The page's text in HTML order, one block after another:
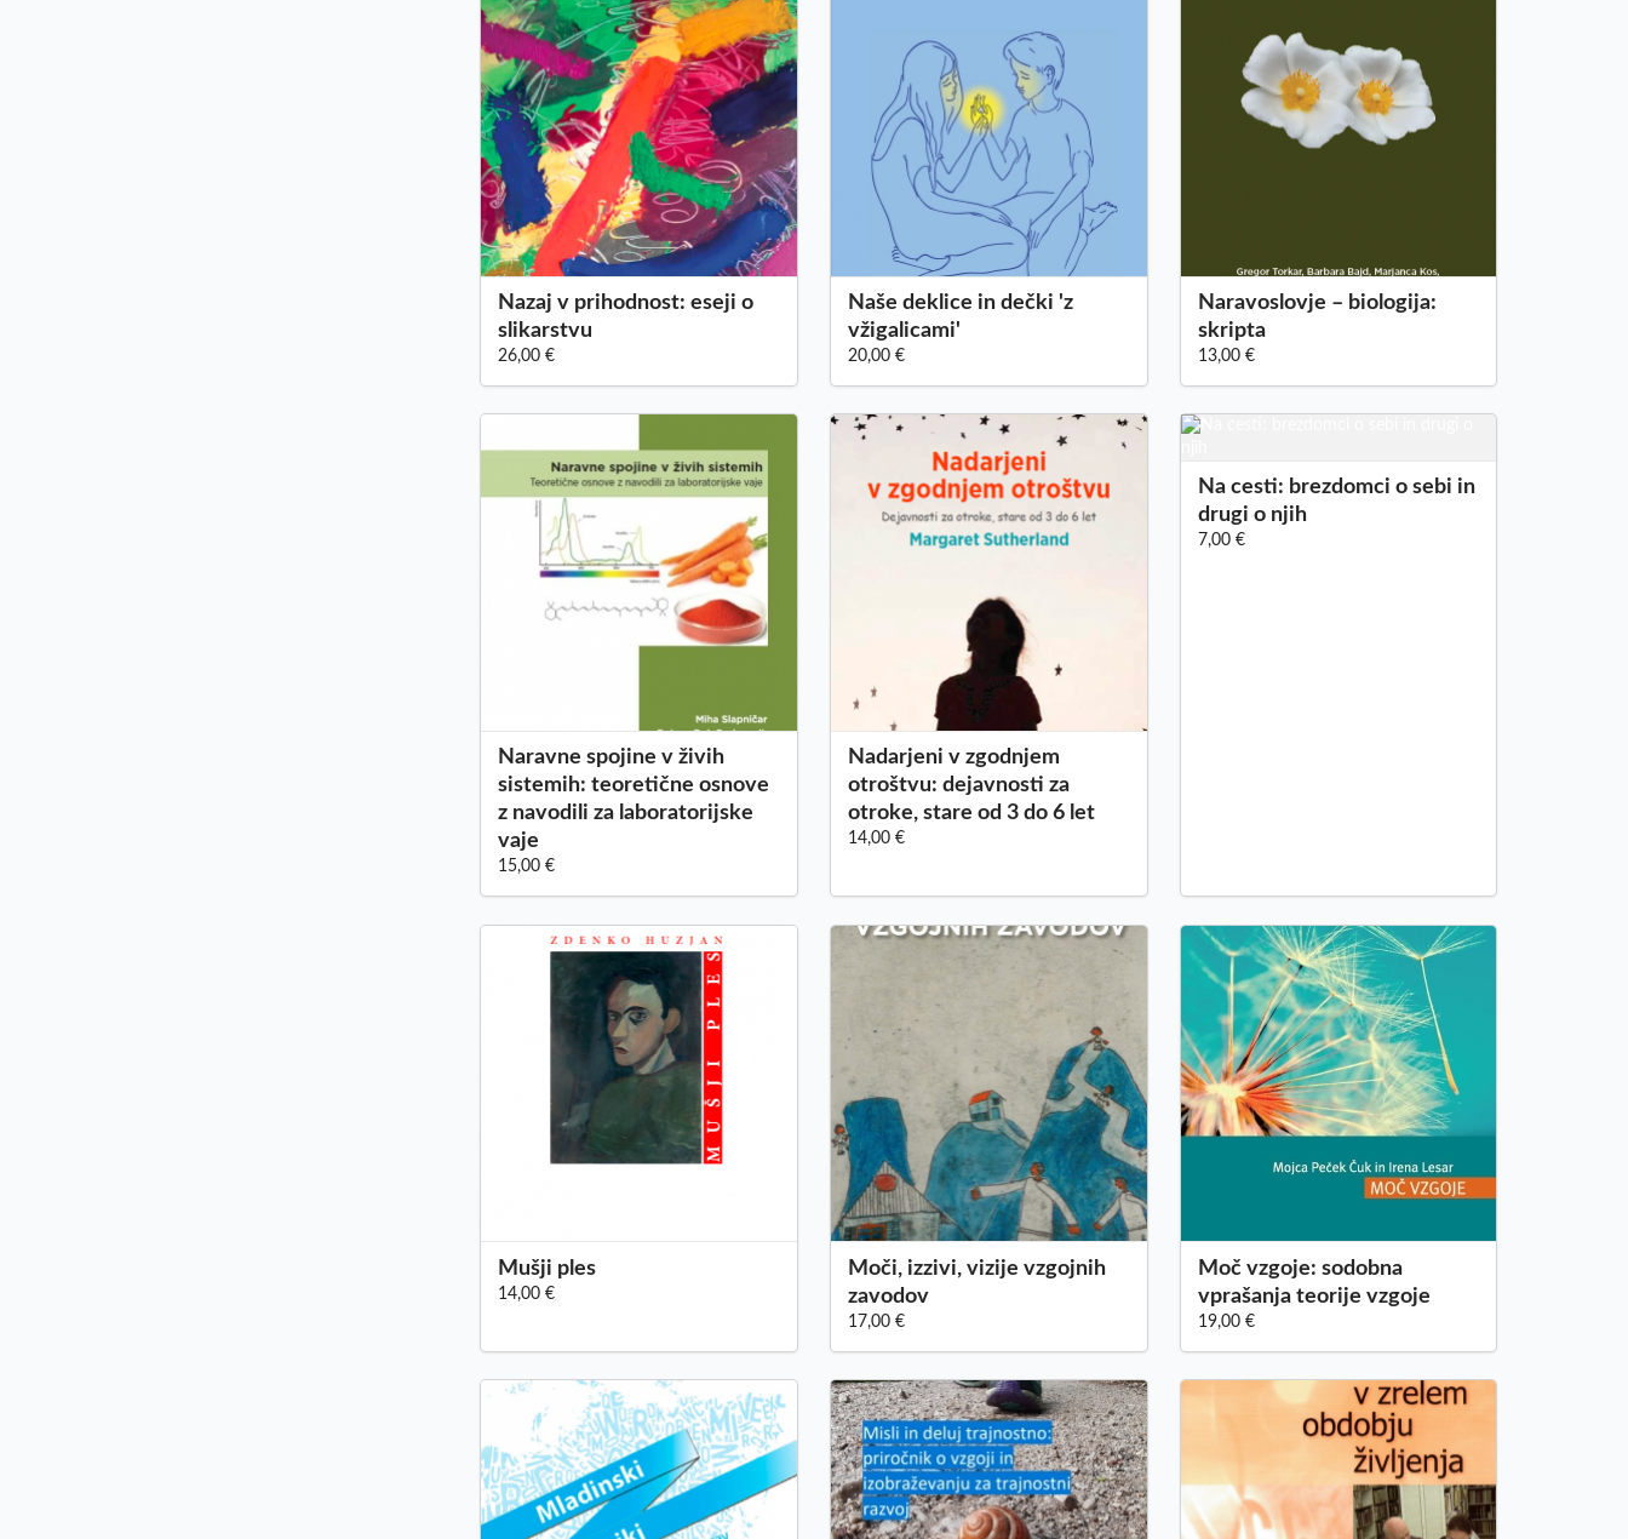
Nazaj v prihodnost: eseji o
slikarstvu
26,00 €
Naše deklice in dečki 'z
vžigalicami'
20,00 €
Naravoslovje – biologija:
skripta
13,00 €
Naravne spojine v živih
sistemih: teoretične osnove
z navodili za laboratorijske
vaje
15,00 €
Nadarjeni v zgodnjem
otroštvu: dejavnosti za
otroke, stare od 3 do 6 let
14,00 €
Na cesti: brezdomci o sebi in
drugi o njih
7,00 €
Mušji ples
14,00 €
Moči, izzivi, vizije vzgojnih
zavodov
17,00 €
Moč vzgoje: sodobna
vprašanja teorije vzgoje
19,00 €